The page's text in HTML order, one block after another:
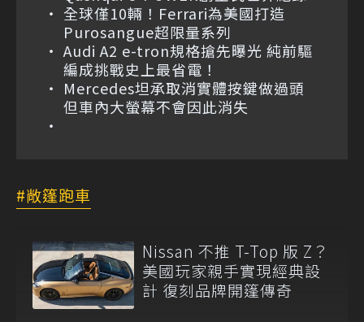
全球僅10輛！Ferrari為美國打造
Purosangue超限量系列
Audi A2 e-tron規格搶先曝光 純前驅
編成挑戰史上最省電！
Mercedes坦承取消實體按鍵做過頭
但車內大螢幕不會因此消失
敞篷跑車
Nissan 不推 T-Top 版 Z？
美國玩家親手實現經典設
計 復刻品牌開篷傳奇